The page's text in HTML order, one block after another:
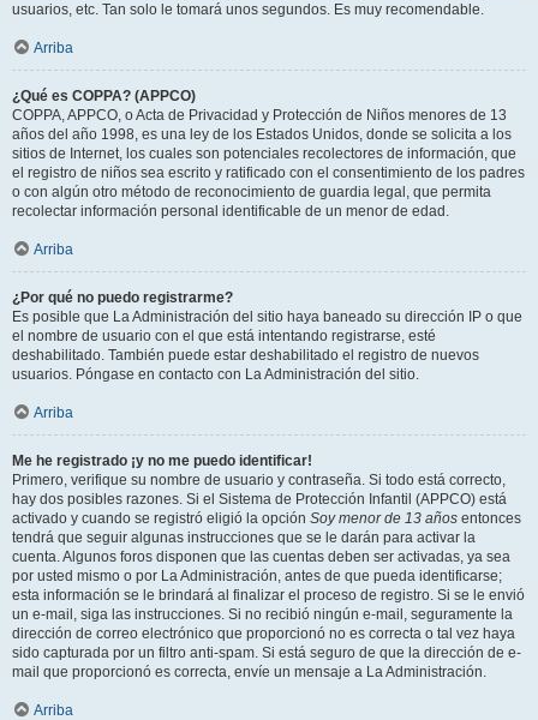
usuarios, etc. Tan solo le tomará unos segundos. Es muy recomendable.
Arriba
¿Qué es COPPA? (APPCO)
COPPA, APPCO, o Acta de Privacidad y Protección de Niños menores de 13
años del año 1998, es una ley de los Estados Unidos, donde se solicita a los
sitios de Internet, los cuales son potenciales recolectores de información, que
el registro de niños sea escrito y ratificado con el consentimiento de los padres
o con algún otro método de reconocimiento de guardia legal, que permita
recolectar información personal identificable de un menor de edad.
Arriba
¿Por qué no puedo registrarme?
Es posible que La Administración del sitio haya baneado su dirección IP o que
el nombre de usuario con el que está intentando registrarse, esté
deshabilitado. También puede estar deshabilitado el registro de nuevos
usuarios. Póngase en contacto con La Administración del sitio.
Arriba
Me he registrado ¡y no me puedo identificar!
Primero, verifique su nombre de usuario y contraseña. Si todo está correcto,
hay dos posibles razones. Si el Sistema de Protección Infantil (APPCO) está
activado y cuando se registró eligió la opción Soy menor de 13 años entonces
tendrá que seguir algunas instrucciones que se le darán para activar la
cuenta. Algunos foros disponen que las cuentas deben ser activadas, ya sea
por usted mismo o por La Administración, antes de que pueda identificarse;
esta información se le brindará al finalizar el proceso de registro. Si se le envió
un e-mail, siga las instrucciones. Si no recibió ningún e-mail, seguramente la
dirección de correo electrónico que proporcionó no es correcta o tal vez haya
sido capturada por un filtro anti-spam. Si está seguro de que la dirección de e-
mail que proporcionó es correcta, envíe un mensaje a La Administración.
Arriba